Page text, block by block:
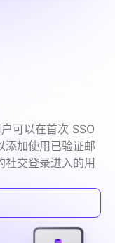
可以在首次 SSO
添加使用已验证邮
社交登录进入的用